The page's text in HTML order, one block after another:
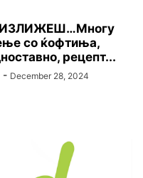
со ќофтиња,
рецепт...
- December 28, 2024